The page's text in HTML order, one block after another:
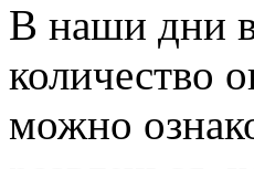
В нaши дни в
количество
можно